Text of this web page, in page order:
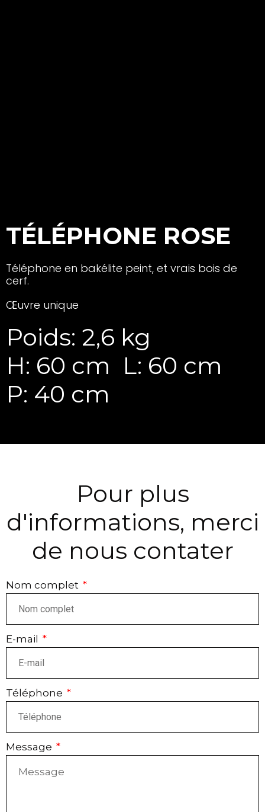
TÉLÉPHONE ROSE
Téléphone en bakélite peint, et vrais bois de
cerf.
Œuvre unique
Poids: 2,6 kg
H: 60 cm L: 60 cm
P: 40 cm
Pour plus
d'informations, merci
de nous contater
Nom complet
E-mail
Téléphone
Message